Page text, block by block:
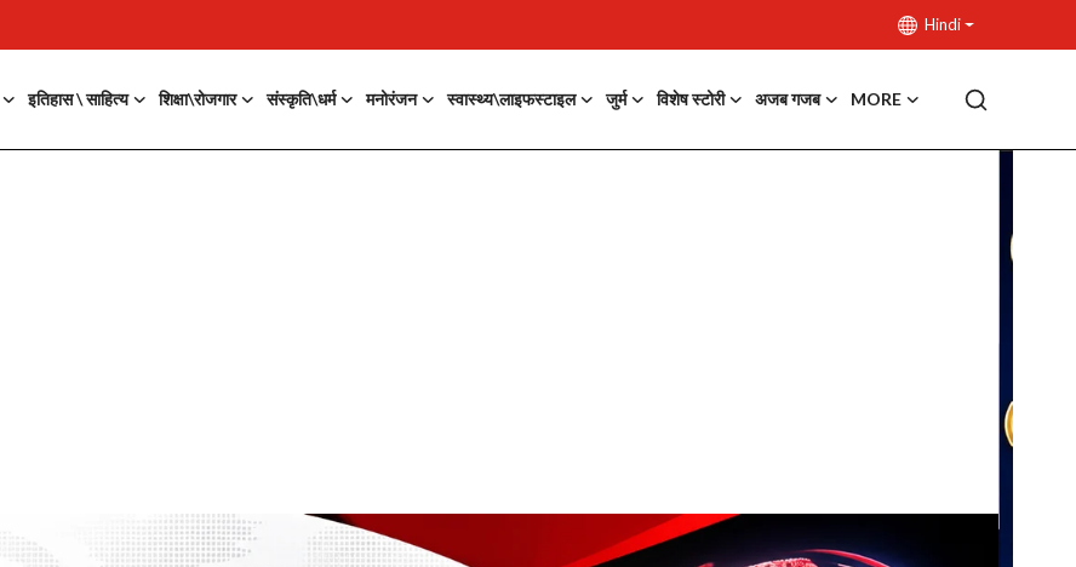
Hindi
इतिहास \ साहित्य शिक्षा\रोजगार संस्कृति\धर्म मनोरंजन स्वास्थ्य\लाइफस्टाइल जुर्म विशेष स्टोरी अजब गजब MORE